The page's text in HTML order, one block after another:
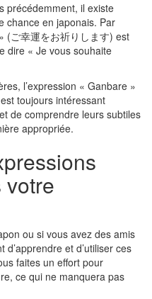
précédemment, il existe
chance en japonais. Par
(ご幸運をお祈りします) est
dire « Je vous souhaite
l’expression « Ganbare »
toujours intéressant
de comprendre leurs subtiles
appropriée.
ou si vous avez des amis
et d’utiliser ces
faites un effort pour
ce qui ne manquera pas